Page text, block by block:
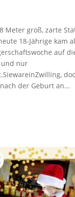
Meter groß, zarte
18-Jährige kam
auf
nur
der Geburt an...